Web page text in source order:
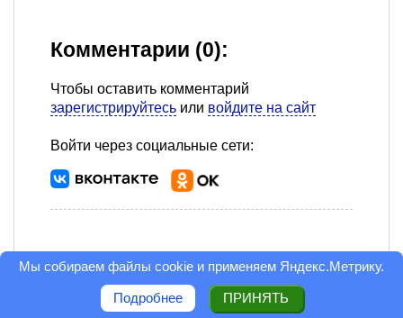
Комментарии (0):
Чтобы оставить комментарий
зарегистрируйтесь или войдите на сайт
Войти через социальные сети:
Мы собираем файлы cookie и применяем Яндекс.Метрику.
Подробнее ПРИНЯТЬ